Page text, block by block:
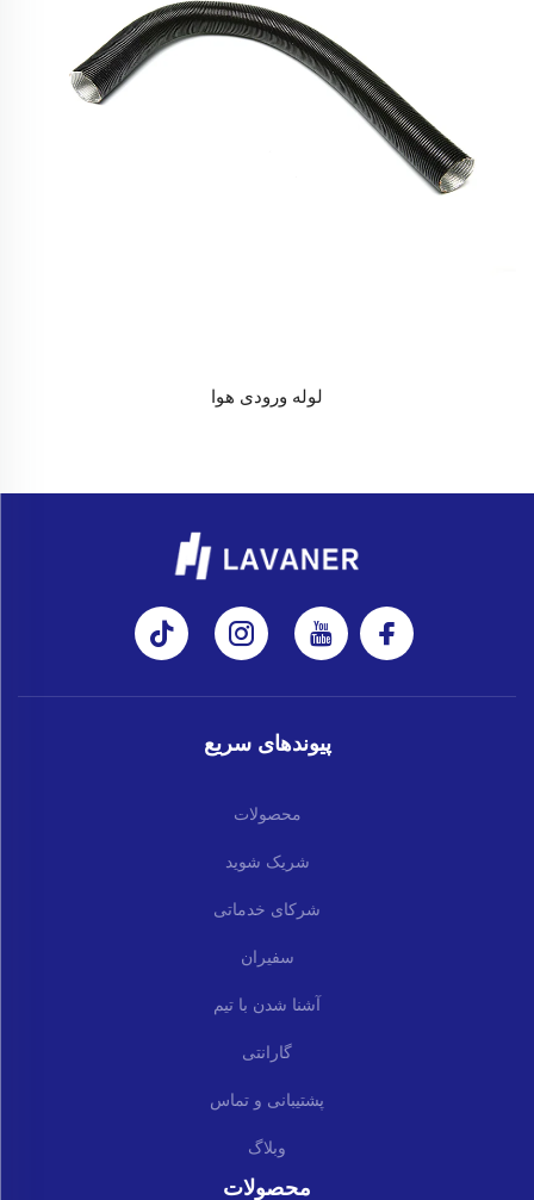
لوله ورودی هوا
پیوندهای سریع
محصولات
شریک شوید
شرکای خدماتی
سفیران
آشنا شدن با تیم
گارانتی
پشتیبانی و تماس
وبلاگ
محصولات